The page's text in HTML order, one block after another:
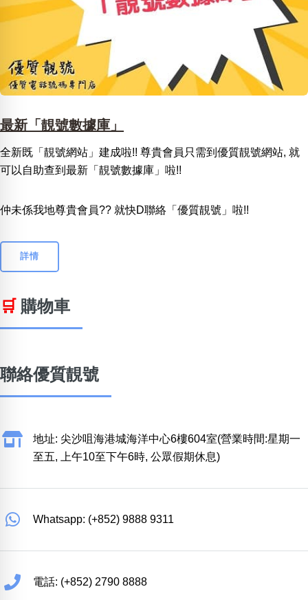
最新「靚號數據庫」
全新既「靚號網站」建成啦!! 尊貴會員只需到優質靚號網站, 就
可以自助查到最新「靚號數據庫」啦!!
仲未係我地尊貴會員?? 就快D聯絡「優質靚號」啦!!
詳情
🛒 購物車
聯絡優質靚號
地址: 尖沙咀海港城海洋中心6樓604室(營業時間:星期一
至五, 上午10至下午6時, 公眾假期休息)
Whatsapp: (+852) 9888 9311
電話: (+852) 2790 8888